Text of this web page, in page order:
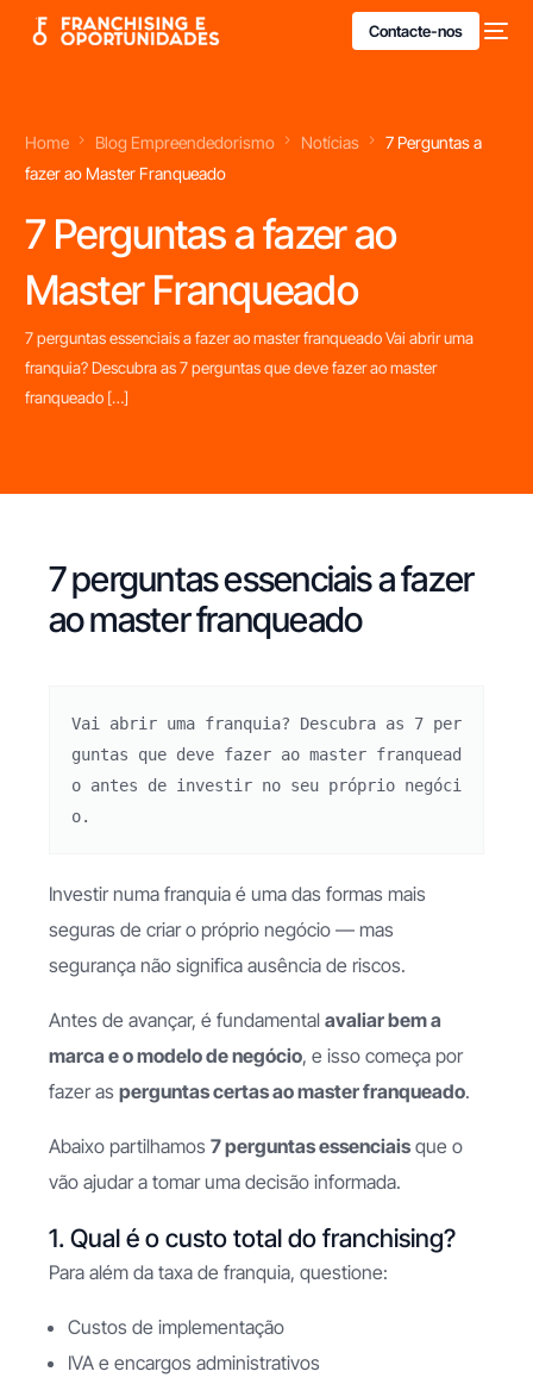
Contacte-nos
Home Blog Empreendedorismo Notícias
7 Perguntas a
fazer ao Master Franqueado
7 Perguntas a fazer ao
Master Franqueado
7 perguntas essenciais a fazer ao master franqueado Vai abrir uma
franquia? Descubra as 7 perguntas que deve fazer ao master
franqueado […]
7 perguntas essenciais a fazer
ao master franqueado
Vai abrir uma franquia? Descubra as 7 per
guntas que deve fazer ao master franquead
o antes de investir no seu próprio negóci
o.
Investir numa franquia é uma das formas mais
seguras de criar o próprio negócio — mas
segurança não significa ausência de riscos.
Antes de avançar, é fundamental avaliar bem a
marca e o modelo de negócio, e isso começa por
fazer as perguntas certas ao master franqueado.
Abaixo partilhamos 7 perguntas essenciaisque o
vão ajudar a tomar uma decisão informada.
1. Qual é o custo total do franchising?
Para além da taxa de franquia, questione:
Custos de implementação
IVA e encargos administrativos